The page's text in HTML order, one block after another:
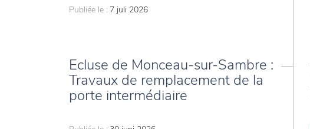
Publiée le : 7 juli 2026
Ecluse de Monceau-sur-Sambre :
Travaux de remplacement de la
porte intermédiaire